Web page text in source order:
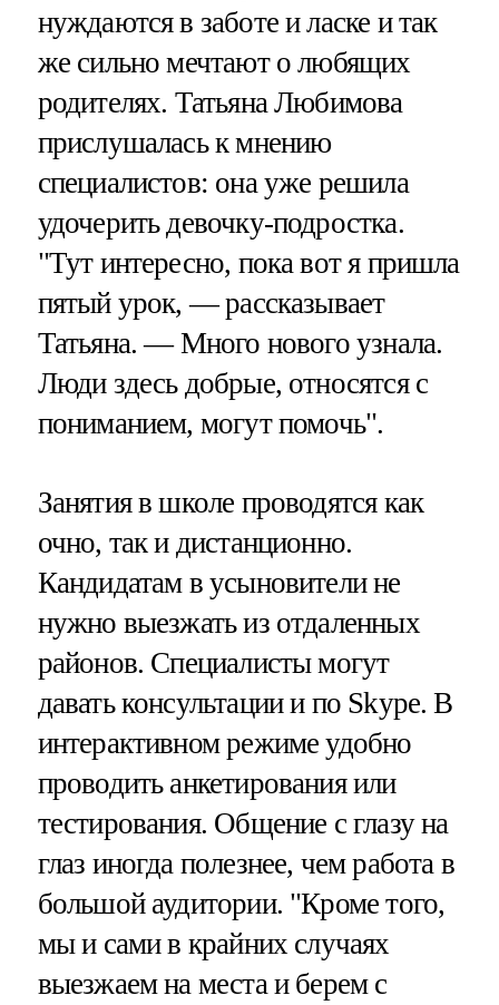
нуждаются в заботе и ласке и так
же сильно мечтают о любящих
родителях. Татьяна Любимова
прислушалась к мнению
специалистов: она уже решила
удочерить девочку-подростка.
"Тут интересно, пока вот я пришла
пятый урок, — рассказывает
Татьяна. — Много нового узнала.
Люди здесь добрые, относятся с
пониманием, могут помочь".
Занятия в школе проводятся как
очно, так и дистанционно.
Кандидатам в усыновители не
нужно выезжать из отдаленных
районов. Специалисты могут
давать консультации и по Skype. В
интерактивном режиме удобно
проводить анкетирования или
тестирования. Общение с глазу на
глаз иногда полезнее, чем работа в
большой аудитории. "Кроме того,
мы и сами в крайних случаях
выезжаем на места и берем с